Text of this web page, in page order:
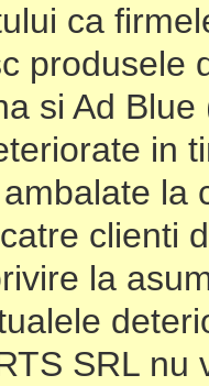
ca
produsele
si Ad
in
la
clienti
la
SRL